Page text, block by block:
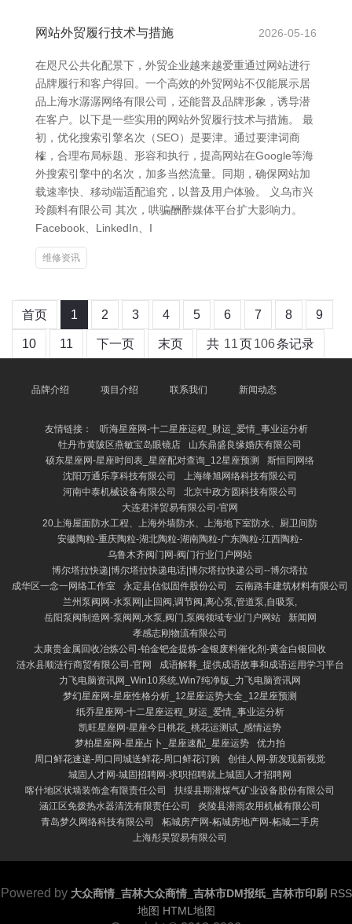
网站外贸履行技术与措施 2026-05-16
在咫尺公共化配景下，外贸企业越来越爱重通过网站进行
品牌履行和客户得回。一个高效的外贸网站不仅能展示居
品上海水潺潺网络有限公司，还能普及品牌形象，诱导潜
在客户。以下是一些实用的网站外贸履行技术与措施。 最
初，优化搜索引擎名次（SEO）是要津。通过要津词商
榷，合理布局标题、形容和执行，提高网站在Google等海
外搜索引擎中的名次，加多当然流量。同期，确保网站加
载速率快、移动端适配追究，以普及用户体验。 义乌市兴
玲颜料有限公司 其次，哄骗酬酢媒体平台扩大影响力。
Facebook、LinkedIn、I
维修资讯
首页 1 2 3 4 5 6 7 8 9
10 11 下一页 末页 共 11页106条记录
品牌介绍 项目介绍 联系我们 新闻动态
友情链接：
听海星座网-十二星座运程_财运_爱情_事业运分析
牡丹市黄陂区燕敏宝岛眼镜店
山东鼎盛良缘婚庆有限公司
硕东星座网-星座时间表_星座配对查询_12星座预测
斯恒同网络
沈阳万通乐享科技有限公司
上海绛旭网络科技有限公司
河南中泰机械设备有限公司
北京中政方圆科技有限公司
大连君洋贸易有限公司-官网
20上海屋面防水工程、上海外墙防水、上海地下室防水、厨卫间防
安徽陶粒-重庆陶粒-湖北陶粒-湖南陶粒-广东陶粒-江西陶粒-
乌鲁木齐阀门网-阀门行业门户网站
博尔塔拉快递|博尔塔拉快递电话|博尔塔拉快递公司--博尔塔拉
成华区一念一网络工作室
永定县估似固件股份公司
云南路丰建筑材料有限公司
兰州泵阀网-水泵网|止回阀,调节阀,离心泵,管道泵,自吸泵,
岳阳泵阀制造网-泵阀网,水泵,阀门,泵阀领域专业门户网站
新闻网
孝感志刚物流有限公司
太康贵金属回收冶炼公司-铂金钯金提炼-金银废料催化剂-黄金白银回收
涟水县顺涟行商贸有限公司-官网
成语解释_提供成语故事和成语运用学习平台
力飞电脑资讯网_Win10系统,Win7纯净版_力飞电脑资讯网
梦幻星座网-星座性格分析_12星座运势大全_12星座预测
纸乔星座网-十二星座运程_财运_爱情_事业运分析
凯旺星座网-星座今日桃花_桃花运测试_感情运势
梦柏星座网-星座占卜_星座速配_星座运势
优力拍
周口鲜花速递-周口同城送鲜花-周口鲜花订购
创佳人网-新发现新视觉
城固人才网-城固招聘网-求职招聘就上城固人才招聘网
喀什地区状墙装饰盒有限责任公司
扶绥县期潜煤气矿业设备股份有限公司
涵江区免拨热水器清洗有限责任公司
炎陵县潜雨农用机械有限公司
青岛梦久网络科技有限公司
柘城房产网-柘城房地产网-柘城二手房
上海彤昊贸易有限公司
Powered by 大众商情_吉林大众商情_吉林市DM报纸_吉林市印刷 RSS
地图 HTML地图